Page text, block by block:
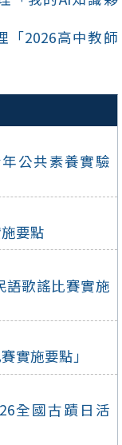
公共素養實驗
要點
語歌謠比賽實施
實施要點」
全國古蹟日活
「2026高中教師